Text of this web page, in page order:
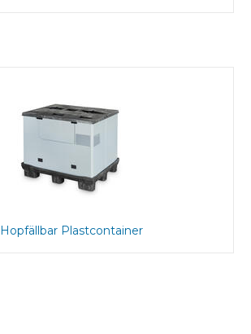
Hopfällbar Plastcontainer